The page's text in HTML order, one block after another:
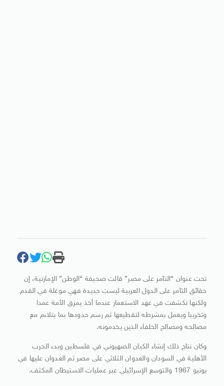
تحت عنوان “التآمر على مصر” قالت صحيفة “الوطن” الإمارتية، إن
حقائق التآمر على الدول العربية ليست جديدة فهي موغلة في القدم
ولكنها تكشفت في عهد الاستعمار عندما أخذ يمزق الأمة عمدا
وتخريبا ويعمل بمشرطه لتقطيعها ثم رسم حدودها بما يتلاءم مع
مصالحه ومصالح الحلفاء الذين يخدمونه.
وكان نتاج ذلك إنشاء الكيان الصهيوني في فلسطين وبدء الحرب
الأهلية في السودان والعدوان الثلاثي على مصر ثم العدوان عليها في
يونيو 1967 والتوسع الإسرائيلي عبر عمليات الاستيطان المكثف.